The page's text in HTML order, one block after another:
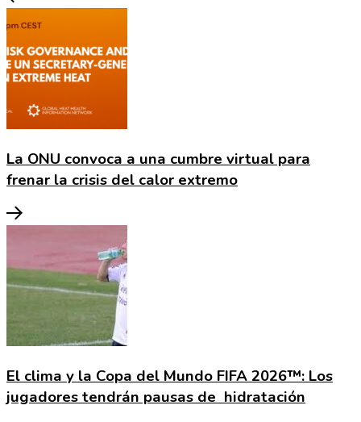
La ONU convoca a una cumbre virtual para
frenar la crisis del calor extremo
El clima y la Copa del Mundo FIFA 2026™: Los
jugadores tendrán pausas de hidratación